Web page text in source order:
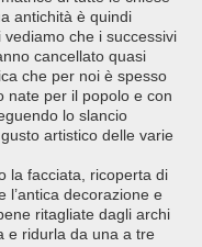
antichità è quindi
che i successivi
cancellato quasi
che per noi è spesso
nate per il popolo e con
lo slancio
artistico delle varie
la facciata, ricoperta di
l’antica decorazione e
ritagliate dagli archi
e ridurla da una a tre